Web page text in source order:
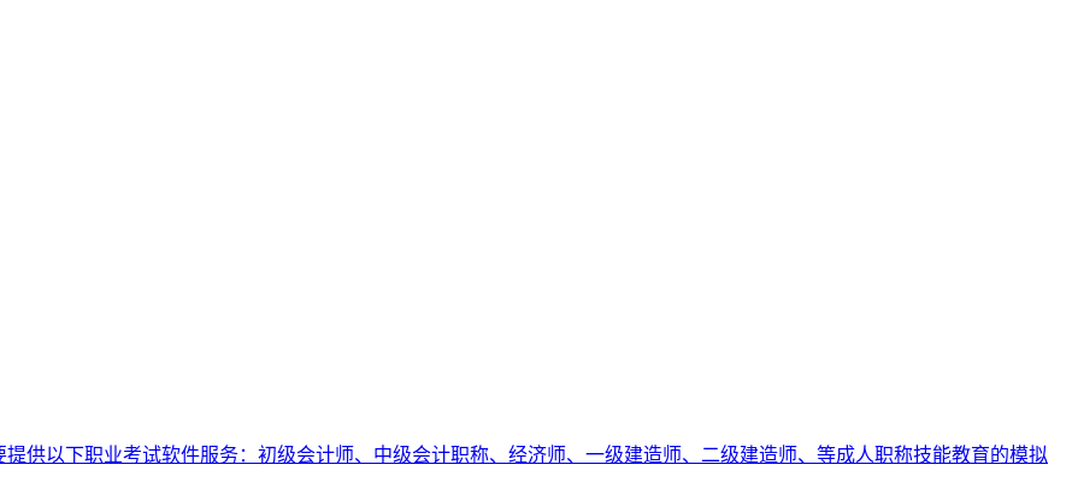
供以下职业考试软件服务：初级会计师、中级会计职称、经济师、一级建造师、二级建造师、等成人职称技能教育的模拟